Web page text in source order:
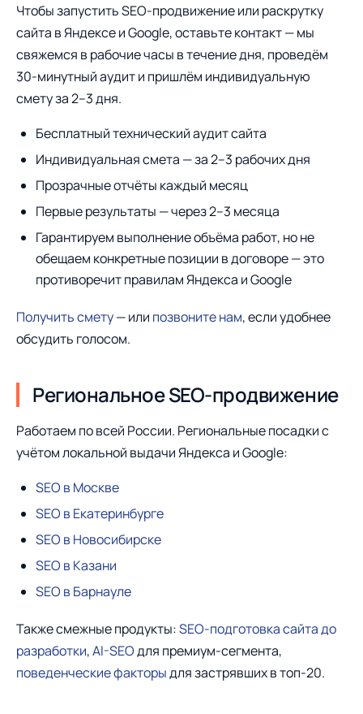
Чтобы запустить SEO-продвижение или раскрутку
сайта в Яндексе и Google, оставьте контакт — мы
свяжемся в рабочие часы в течение дня, проведём
30-минутный аудит и пришлём индивидуальную
смету за 2–3 дня.
Бесплатный технический аудит сайта
Индивидуальная смета — за 2–3 рабочих дня
Прозрачные отчёты каждый месяц
Первые результаты — через 2–3 месяца
Гарантируем выполнение объёма работ, но не
обещаем конкретные позиции в договоре — это
противоречит правилам Яндекса и Google
Получить смету— или позвоните нам, если удобнее
обсудить голосом.
Региональное SEO-продвижение
Работаем по всей России. Региональные посадки с
учётом локальной выдачи Яндекса и Google:
SEO в Москве
SEO в Екатеринбурге
SEO в Новосибирске
SEO в Казани
SEO в Барнауле
Также смежные продукты:SEO-подготовка сайта до
разработки,AI-SEOдля премиум-сегмента,
поведенческие факторыдля застрявших в топ-20.